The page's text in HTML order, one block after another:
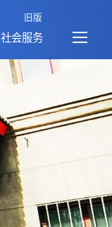
旧版
社会服务